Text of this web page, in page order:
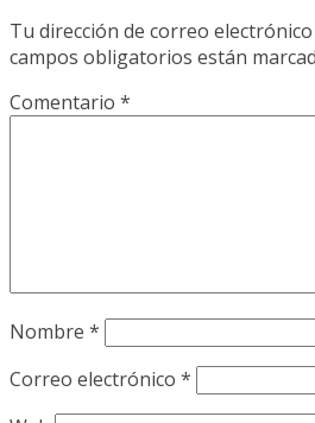
Tu dirección de correo
campos obligatorios están
Comentario *
Nombre *
Correo electrónico *